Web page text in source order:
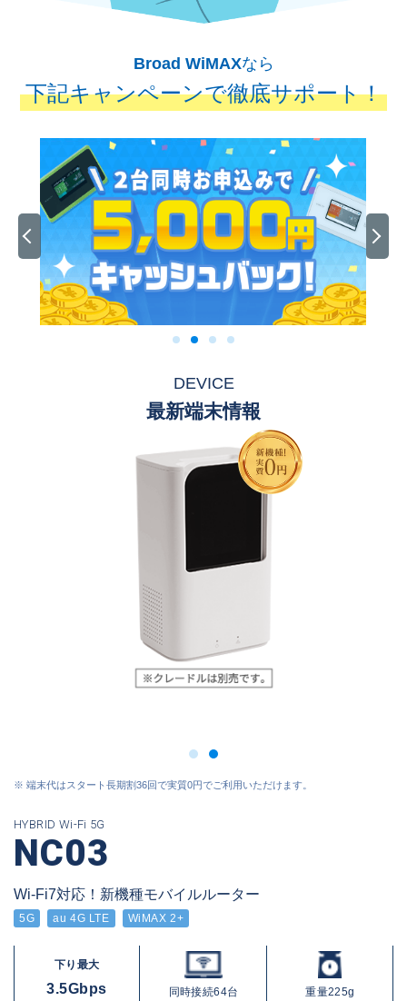
Broad WiMAXなら
下記キャンペーンで徹底サポート！
DEVICE
最新端末情報
※ 端末代はスタート長期割36回で実質0円でご利用いただけます。
HYBRID Wi-Fi 5G
NC03
Wi-Fi7対応！新機種モバイルルーター
5G au 4G LTE WiMAX 2+
下り最大
3.5Gbps 同時接続64台 重量225g